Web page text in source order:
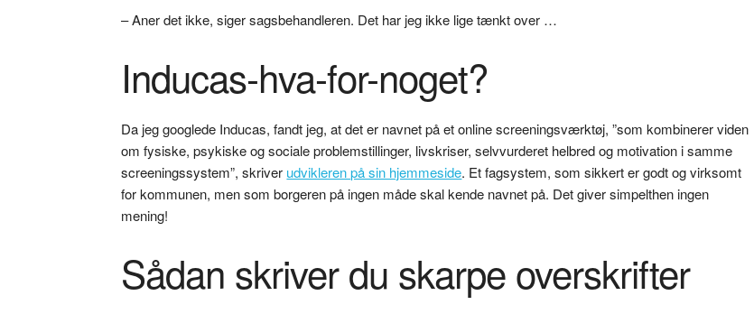
– Aner det ikke, siger sagsbehandleren. Det har jeg ikke lige tænkt over …
Inducas-hva-for-noget?
Da jeg googlede Inducas, fandt jeg, at det er navnet på et online screeningsværktøj, ”som kombinerer viden
om fysiske, psykiske og sociale problemstillinger, livskriser, selvvurderet helbred og motivation i samme
screeningssystem”, skriver udvikleren på sin hjemmeside. Et fagsystem, som sikkert er godt og virksomt
for kommunen, men som borgeren på ingen måde skal kende navnet på. Det giver simpelthen ingen
mening!
Sådan skriver du skarpe overskrifter